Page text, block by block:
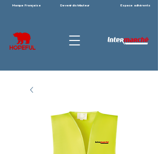
Marque Française Devenir distributeur Espace adhérents